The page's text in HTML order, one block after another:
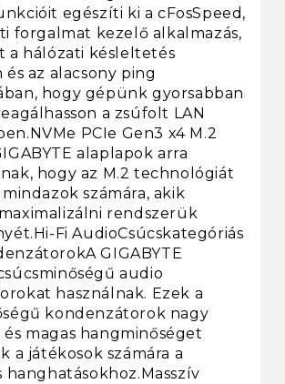
egészíti ki a cFosSpeed,
forgalmat kezelő alkalmazás,
a hálózati késleltetés
és az alacsony ping
hogy gépünk gyorsabban
a zsúfolt LAN
PCIe Gen3 x4 M.2
alaplapok arra
hogy az M.2 technológiát
számára, akik
rendszerük
Fi AudioCsúcskategóriás
GIGABYTE
audio
használnak. Ezek a
kondenzátorok nagy
magas hangminőséget
a játékosok számára a
hanghatásokhoz.Masszív